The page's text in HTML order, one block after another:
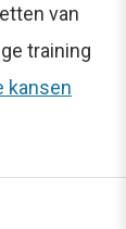
van
training
kansen